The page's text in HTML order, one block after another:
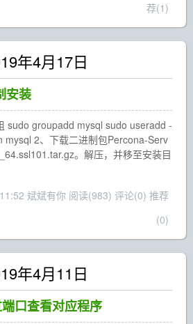
荐(1)
年4月17日
安装
sudo groupadd mysql sudo useradd -
mysql 2、下载二进制包Percona-Serv
。解压，并移至安装目
斌斌有你 阅读(983) 评论(0) 推荐
(0)
年4月11日
口查看对应程序